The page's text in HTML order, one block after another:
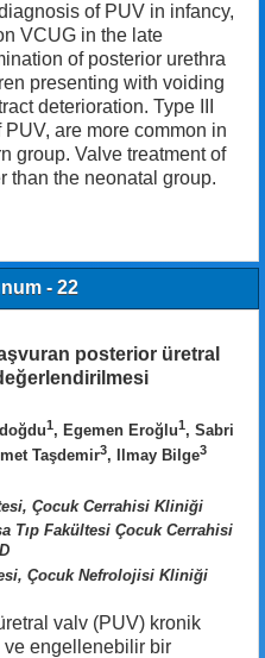
of PUV in infancy,
VCUG in the late
of posterior urethra
presenting with voiding
deterioration. Type III
are more common in
group. Valve treatment of
than the neonatal group.
- 22
posterior üretral
1, Egemen Eroğlu1, Sabri
Taşdemir3, Ilmay Bilge3
Çocuk Cerrahisi Kliniği
Tıp Fakültesi Çocuk Cerrahisi
Çocuk Nefrolojisi Kliniği
valv (PUV) kronik
engellenebilir bir